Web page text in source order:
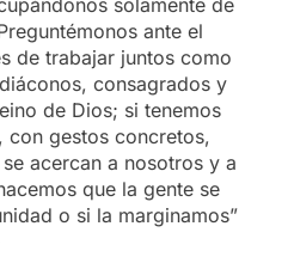
solamente de
ante el
de trabajar juntos como
consagrados y
de Dios; si tenemos
con gestos concretos,
acercan a nosotros y a
que la gente se
o si la marginamos”